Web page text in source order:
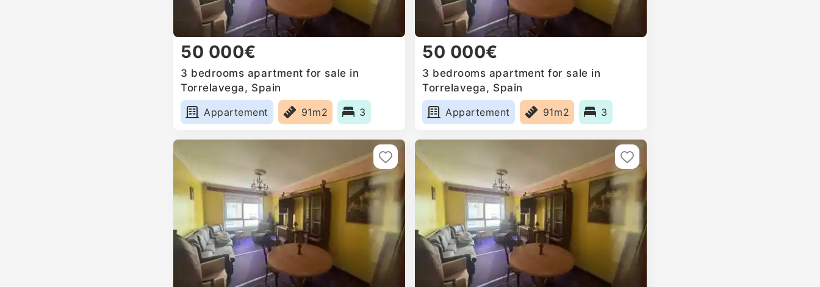
50 000€
3 bedrooms apartment for sale in
Torrelavega, Spain
Appartement
91m2 3
50 000€
3 bedrooms apartment for sale in
Torrelavega, Spain
Appartement
91m2 3